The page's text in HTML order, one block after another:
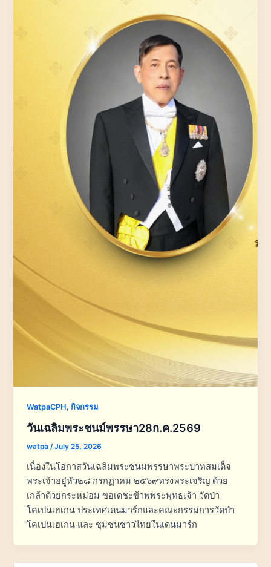
WatpaCPH,กิจกรรม
วันเฉลิมพระชนม์พรรษา28ก.ค.2569
watpa/July 25, 2026
เนื่องในโอกาสวันเฉลิมพระชนมพรรษาพระบาทสมเด็จ
พระเจ้าอยู่หัว๒๘ กรกฏาคม ๒๕๖๙ทรงพระเจริญ ด้วย
เกล้าด้วยกระหม่อม ขอเดชะข้าพพระพุทธเจ้า วัดป่า
โคเปนเฮเกน ประเทศเดนมาร์กและคณะกรรมการวัดป่า
โคเปนเฮเกน และ ชุมชนชาวไทยในเดนมาร์ก